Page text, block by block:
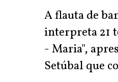
A flauta de
interpreta 21
- Maria",
Setúbal que